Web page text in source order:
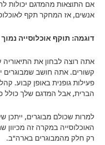
אם התוצאות מהמדגם יכולות
אנשים, אז המחקר תקף
דוגמה: תוקף אוכלוסייה נמוך
אתה רוצה לבחון את התיאוריה
קשורים. אתה חושב שמבוגרים
פעילות גופנית באופן קבוע.
הברית, אבל המדגם שלך כולל כ -300 סטודנטים
למרות שכולם מבוגרים,
האוכלוסייה במקרה זה מכיוון
רק חלק מהמבוגרים בארה"ב.